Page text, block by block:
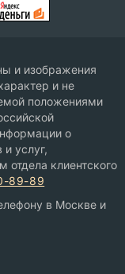
и изображения
и не
положениями
о
услуг,
клиентского
89-89
в Москве и